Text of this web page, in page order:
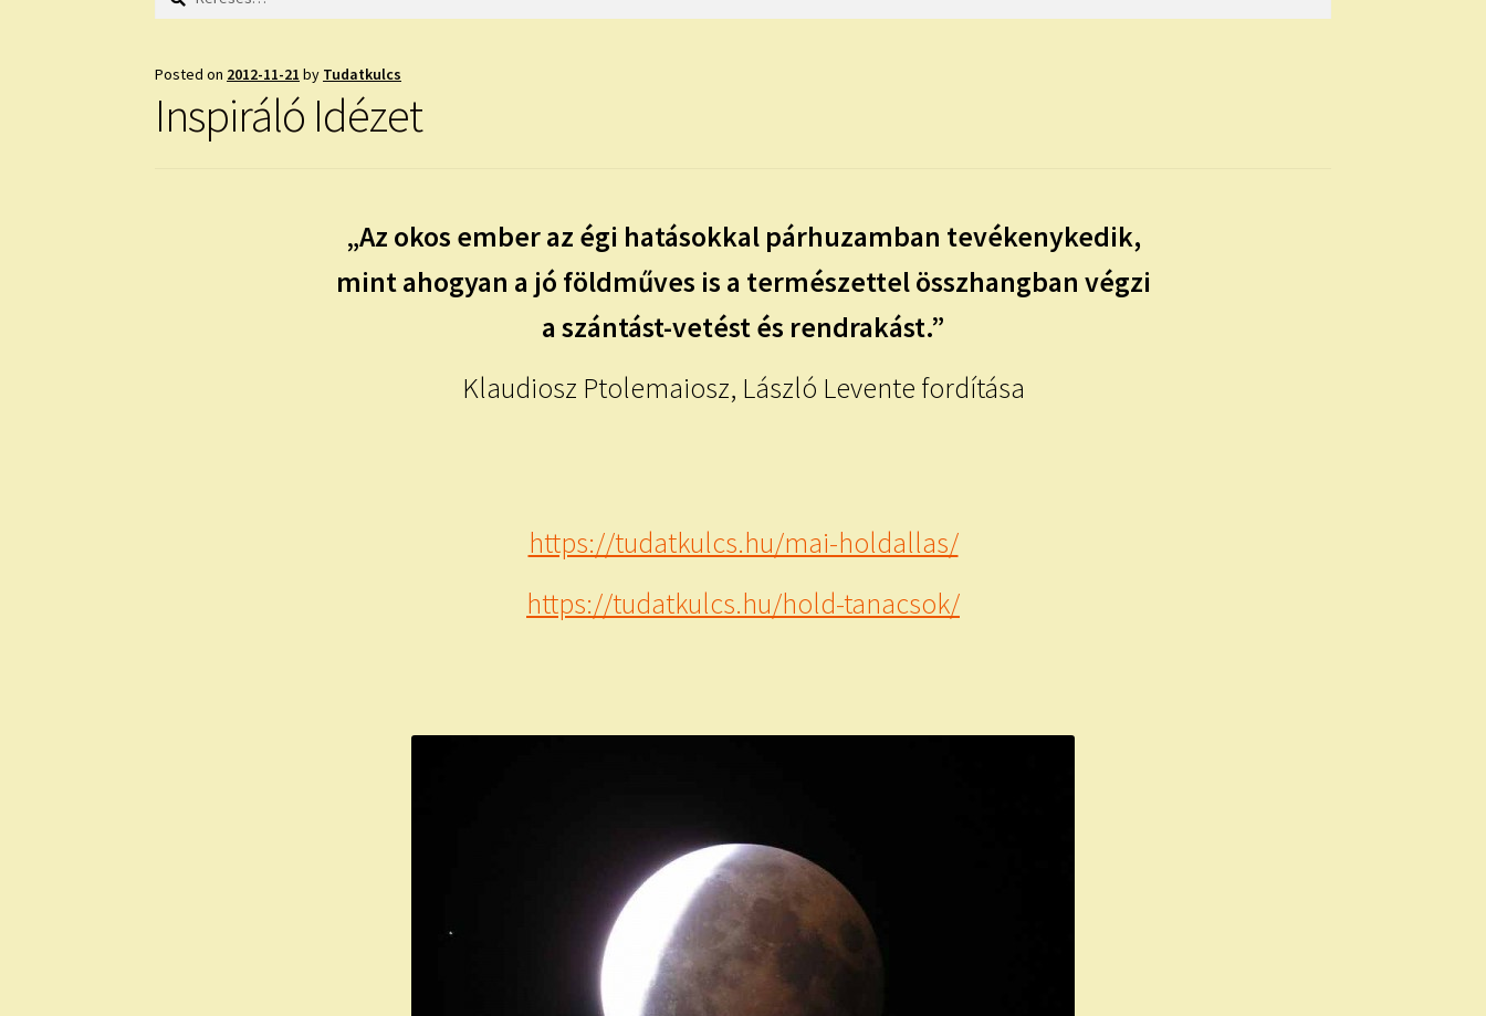
Posted on 2012-11-21 by Tudatkulcs
Inspiráló Idézet
„Az okos ember az égi hatásokkal párhuzamban tevékenykedik,
mint ahogyan a jó földműves is a természettel összhangban végzi
a szántást-vetést és rendrakást.”
Klaudiosz Ptolemaiosz, László Levente fordítása
https://tudatkulcs.hu/mai-holdallas/
https://tudatkulcs.hu/hold-tanacsok/